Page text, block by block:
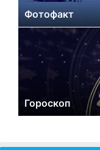
Фотофакт
Гороскоп